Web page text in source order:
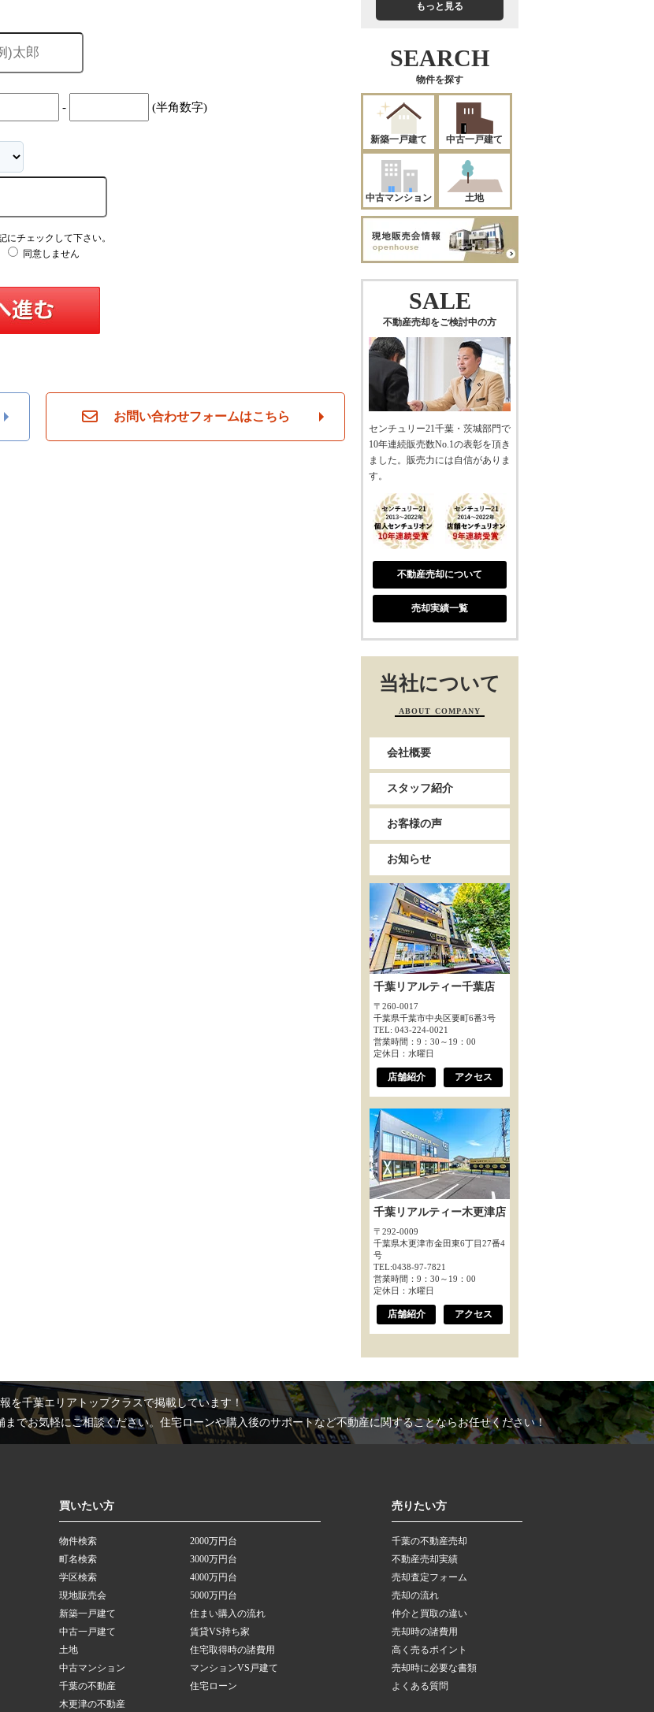
- (半角数字)
にチェックして下さい。
同意しません
お問い合わせフォームはこちら
もっと見る
SEARCH
物件を探す
新築一戸建て 中古一戸建て
中古マンション 土地
SALE
不動産売却をご検討中の方
センチュリー21千葉・茨城部門で
10年連続販売数No.1の表彰を頂き
ました。販売力には自信がありま
す。
不動産売却について
売却実績一覧
当社について
ABOUT COMPANY
会社概要
スタッフ紹介
お客様の声
お知らせ
千葉リアルティー千葉店
〒260-0017
千葉県千葉市中央区要町6番3号
TEL: 043-224-0021
営業時間：9：30～19：00
定休日：水曜日
店舗紹介 アクセス
千葉リアルティー木更津店
〒292-0009
千葉県木更津市金田東6丁目27番4
号
TEL:0438-97-7821
営業時間：9：30～19：00
定休日：水曜日
店舗紹介 アクセス
を千葉エリアトップクラスで掲載しています！
でお気軽にご相談ください。住宅ローンや購入後のサポートなど不動産に関することならお任せください！
買いたい方
物件検索
町名検索
学区検索
現地販売会
新築一戸建て
中古一戸建て
土地
中古マンション
千葉の不動産
木更津の不動産
2000万円台
3000万円台
4000万円台
5000万円台
住まい購入の流れ
賃貸VS持ち家
住宅取得時の諸費用
マンションVS戸建て
住宅ローン
売りたい方
千葉の不動産売却
不動産売却実績
売却査定フォーム
売却の流れ
仲介と買取の違い
売却時の諸費用
高く売るポイント
売却時に必要な書類
よくある質問